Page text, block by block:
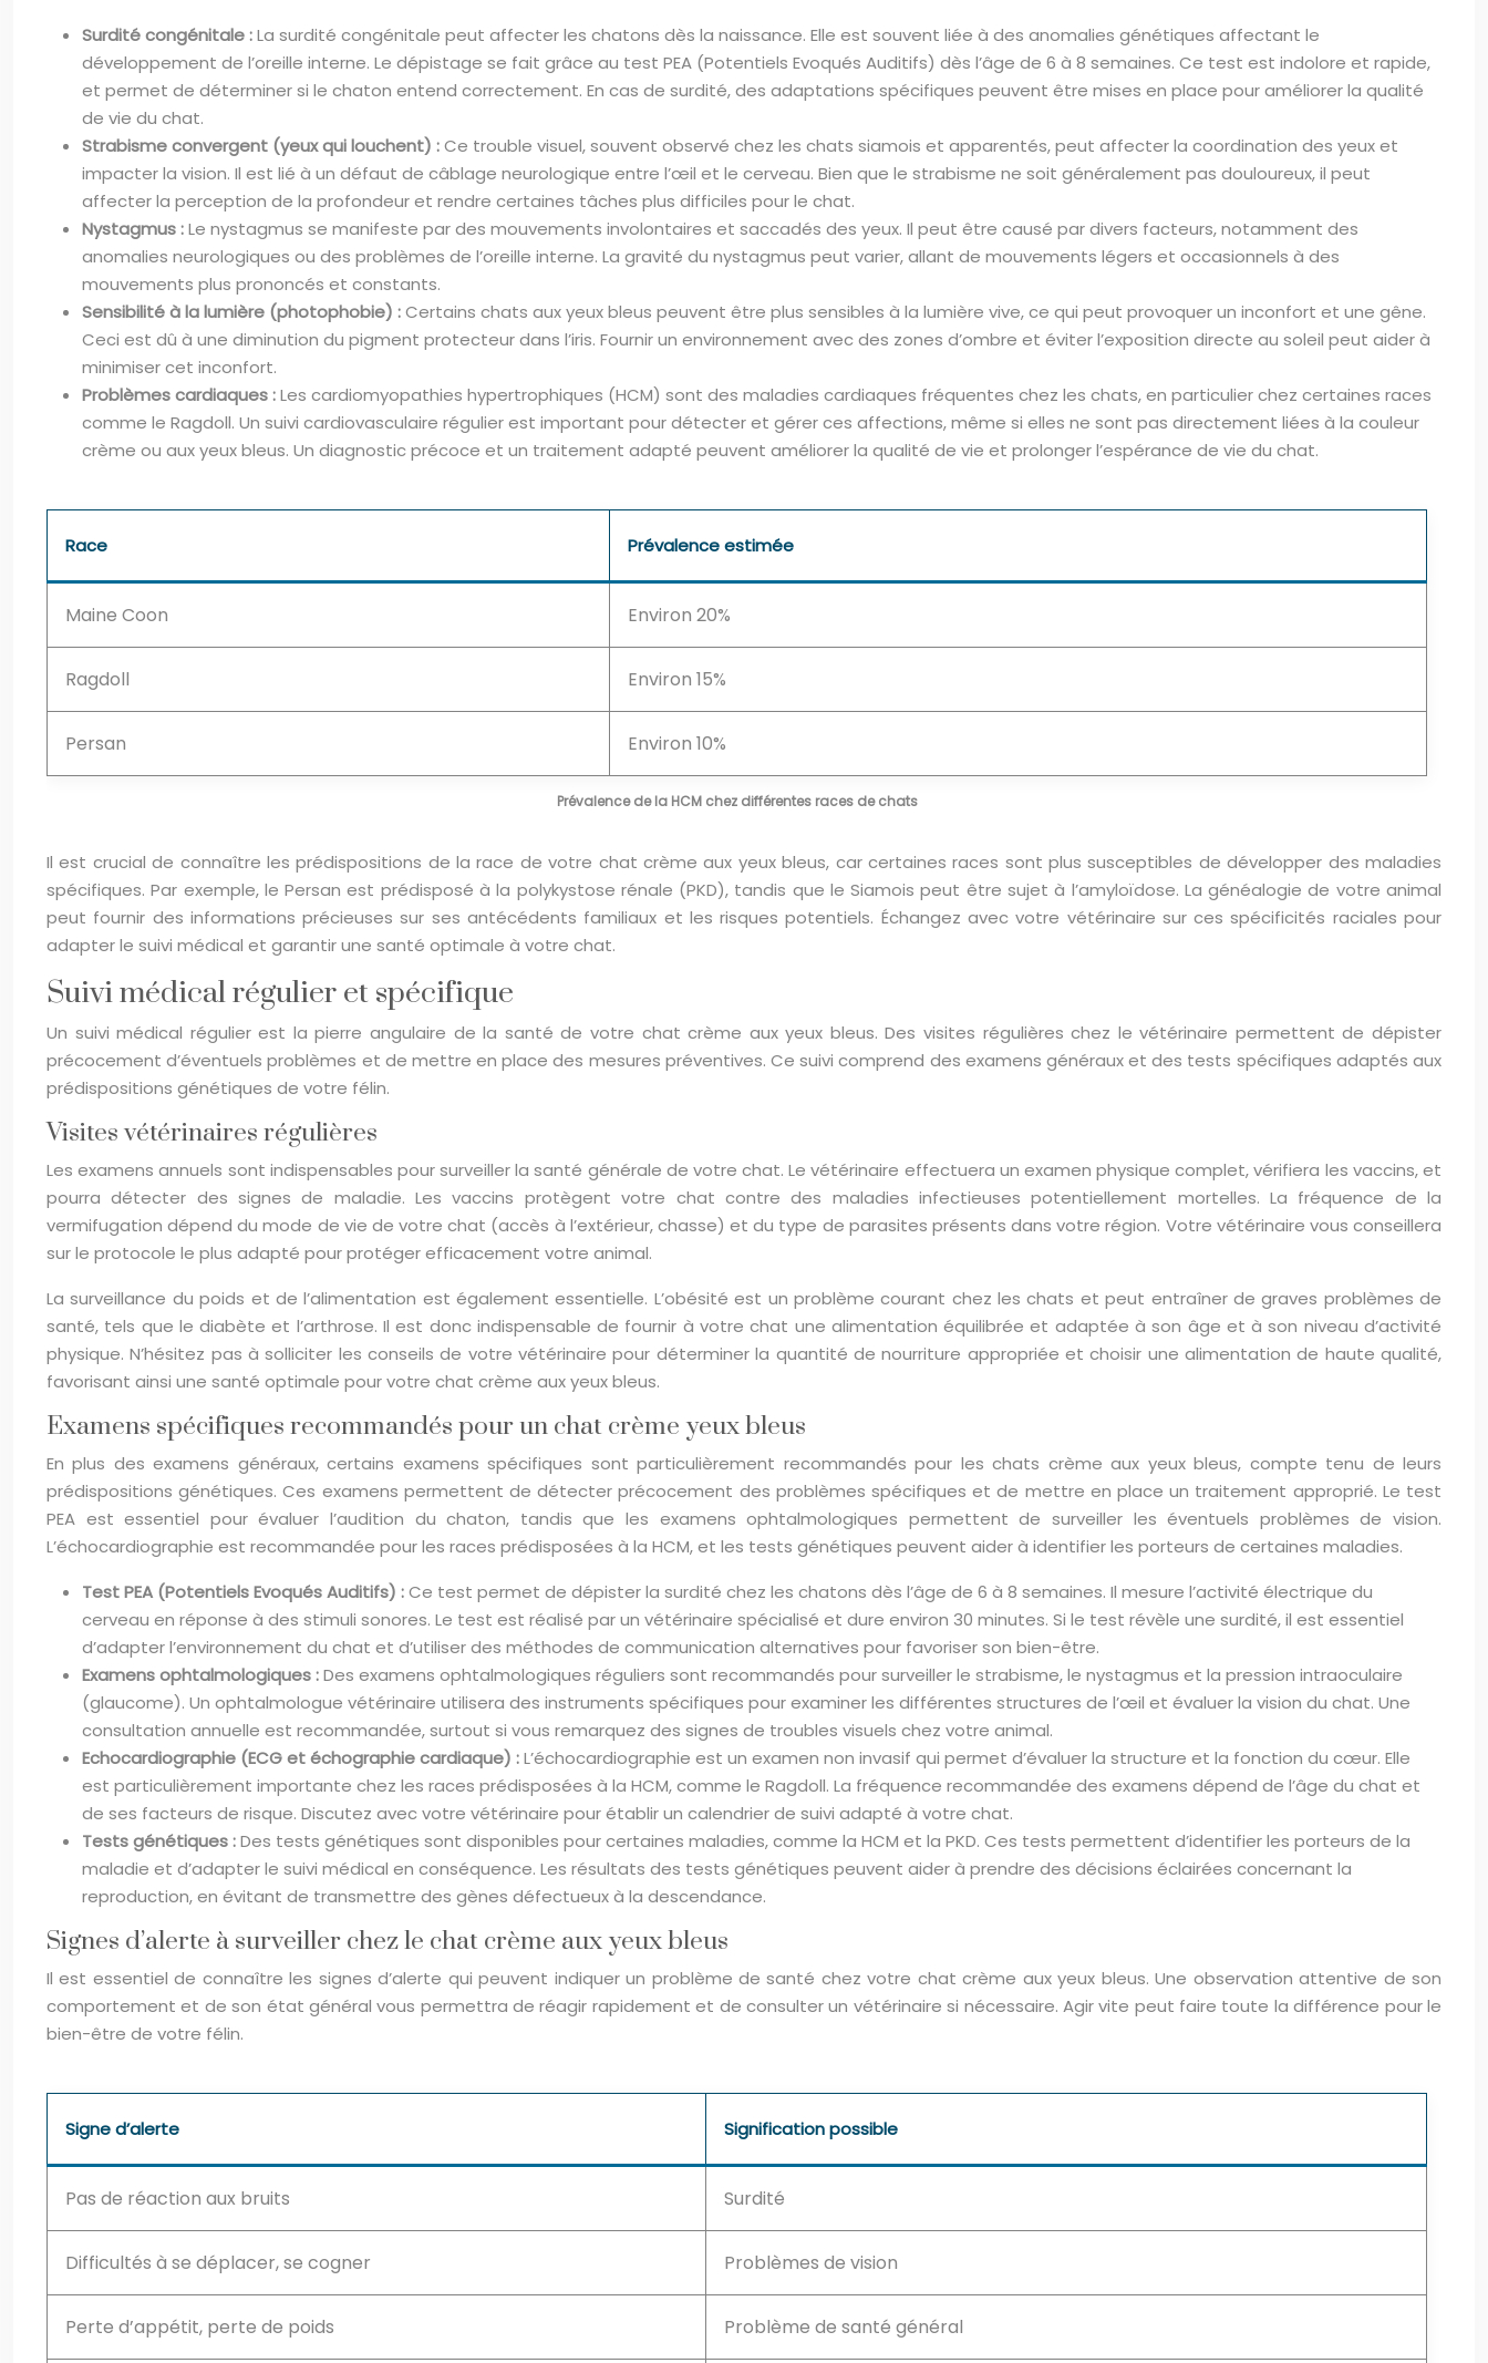
Surdité congénitale :La surdité congénitale peut affecter les chatons dès la naissance. Elle est souvent liée à des anomalies génétiques affectant le
développement de l’oreille interne. Le dépistage se fait grâce au test PEA (Potentiels Evoqués Auditifs) dès l’âge de 6 à 8 semaines. Ce test est indolore et rapide,
et permet de déterminer si le chaton entend correctement. En cas de surdité, des adaptations spécifiques peuvent être mises en place pour améliorer la qualité
de vie du chat.
Strabisme convergent (yeux qui louchent) :Ce trouble visuel, souvent observé chez les chats siamois et apparentés, peut affecter la coordination des yeux et
impacter la vision. Il est lié à un défaut de câblage neurologique entre l’œil et le cerveau. Bien que le strabisme ne soit généralement pas douloureux, il peut
affecter la perception de la profondeur et rendre certaines tâches plus difficiles pour le chat.
Nystagmus :Le nystagmus se manifeste par des mouvements involontaires et saccadés des yeux. Il peut être causé par divers facteurs, notamment des
anomalies neurologiques ou des problèmes de l’oreille interne. La gravité du nystagmus peut varier, allant de mouvements légers et occasionnels à des
mouvements plus prononcés et constants.
Sensibilité à la lumière (photophobie) :Certains chats aux yeux bleus peuvent être plus sensibles à la lumière vive, ce qui peut provoquer un inconfort et une gêne.
Ceci est dû à une diminution du pigment protecteur dans l’iris. Fournir un environnement avec des zones d’ombre et éviter l’exposition directe au soleil peut aider à
minimiser cet inconfort.
Problèmes cardiaques :Les cardiomyopathies hypertrophiques (HCM) sont des maladies cardiaques fréquentes chez les chats, en particulier chez certaines races
comme le Ragdoll. Un suivi cardiovasculaire régulier est important pour détecter et gérer ces affections, même si elles ne sont pas directement liées à la couleur
crème ou aux yeux bleus. Un diagnostic précoce et un traitement adapté peuvent améliorer la qualité de vie et prolonger l’espérance de vie du chat.
Prévalence de la HCM chez différentes races de chats
Race Prévalence estimée
Maine Coon Environ 20%
Ragdoll Environ 15%
Persan Environ 10%
Il est crucial de connaître les prédispositions de la race de votre chat crème aux yeux bleus, car certaines races sont plus susceptibles de développer des maladies
spécifiques. Par exemple, le Persan est prédisposé à la polykystose rénale (PKD), tandis que le Siamois peut être sujet à l’amyloïdose. La généalogie de votre animal
peut fournir des informations précieuses sur ses antécédents familiaux et les risques potentiels. Échangez avec votre vétérinaire sur ces spécificités raciales pour
adapter le suivi médical et garantir une santé optimale à votre chat.
Suivi médical régulier et spécifique
Un suivi médical régulier est la pierre angulaire de la santé de votre chat crème aux yeux bleus. Des visites régulières chez le vétérinaire permettent de dépister
précocement d’éventuels problèmes et de mettre en place des mesures préventives. Ce suivi comprend des examens généraux et des tests spécifiques adaptés aux
prédispositions génétiques de votre félin.
Visites vétérinaires régulières
Les examens annuels sont indispensables pour surveiller la santé générale de votre chat. Le vétérinaire effectuera un examen physique complet, vérifiera les vaccins, et
pourra détecter des signes de maladie. Les vaccins protègent votre chat contre des maladies infectieuses potentiellement mortelles. La fréquence de la
vermifugation dépend du mode de vie de votre chat (accès à l’extérieur, chasse) et du type de parasites présents dans votre région. Votre vétérinaire vous conseillera
sur le protocole le plus adapté pour protéger efficacement votre animal.
La surveillance du poids et de l’alimentation est également essentielle. L’obésité est un problème courant chez les chats et peut entraîner de graves problèmes de
santé, tels que le diabète et l’arthrose. Il est donc indispensable de fournir à votre chat une alimentation équilibrée et adaptée à son âge et à son niveau d’activité
physique. N’hésitez pas à solliciter les conseils de votre vétérinaire pour déterminer la quantité de nourriture appropriée et choisir une alimentation de haute qualité,
favorisant ainsi une santé optimale pour votre chat crème aux yeux bleus.
Examens spécifiques recommandés pour un chat crème yeux bleus
En plus des examens généraux, certains examens spécifiques sont particulièrement recommandés pour les chats crème aux yeux bleus, compte tenu de leurs
prédispositions génétiques. Ces examens permettent de détecter précocement des problèmes spécifiques et de mettre en place un traitement approprié. Le test
PEA est essentiel pour évaluer l’audition du chaton, tandis que les examens ophtalmologiques permettent de surveiller les éventuels problèmes de vision.
L’échocardiographie est recommandée pour les races prédisposées à la HCM, et les tests génétiques peuvent aider à identifier les porteurs de certaines maladies.
Test PEA (Potentiels Evoqués Auditifs) :Ce test permet de dépister la surdité chez les chatons dès l’âge de 6 à 8 semaines. Il mesure l’activité électrique du
cerveau en réponse à des stimuli sonores. Le test est réalisé par un vétérinaire spécialisé et dure environ 30 minutes. Si le test révèle une surdité, il est essentiel
d’adapter l’environnement du chat et d’utiliser des méthodes de communication alternatives pour favoriser son bien-être.
Examens ophtalmologiques :Des examens ophtalmologiques réguliers sont recommandés pour surveiller le strabisme, le nystagmus et la pression intraoculaire
(glaucome). Un ophtalmologue vétérinaire utilisera des instruments spécifiques pour examiner les différentes structures de l’œil et évaluer la vision du chat. Une
consultation annuelle est recommandée, surtout si vous remarquez des signes de troubles visuels chez votre animal.
Echocardiographie (ECG et échographie cardiaque) :L’échocardiographie est un examen non invasif qui permet d’évaluer la structure et la fonction du cœur. Elle
est particulièrement importante chez les races prédisposées à la HCM, comme le Ragdoll. La fréquence recommandée des examens dépend de l’âge du chat et
de ses facteurs de risque. Discutez avec votre vétérinaire pour établir un calendrier de suivi adapté à votre chat.
Tests génétiques :Des tests génétiques sont disponibles pour certaines maladies, comme la HCM et la PKD. Ces tests permettent d’identifier les porteurs de la
maladie et d’adapter le suivi médical en conséquence. Les résultats des tests génétiques peuvent aider à prendre des décisions éclairées concernant la
reproduction, en évitant de transmettre des gènes défectueux à la descendance.
Signes d’alerte à surveiller chez le chat crème aux yeux bleus
Il est essentiel de connaître les signes d’alerte qui peuvent indiquer un problème de santé chez votre chat crème aux yeux bleus. Une observation attentive de son
comportement et de son état général vous permettra de réagir rapidement et de consulter un vétérinaire si nécessaire. Agir vite peut faire toute la différence pour le
bien-être de votre félin.
Signe d’alerte Signification possible
Pas de réaction aux bruits Surdité
Difficultés à se déplacer, se cogner Problèmes de vision
Perte d’appétit, perte de poids Problème de santé général